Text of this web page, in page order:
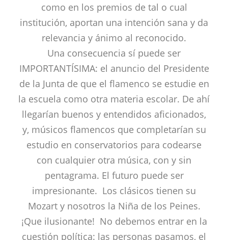
como en los premios de tal o cual
institución, aportan una intención sana y da
relevancia y ánimo al reconocido.
Una consecuencia sí puede ser
IMPORTANTÍSIMA: el anuncio del Presidente
de la Junta de que el flamenco se estudie en
la escuela como otra materia escolar. De ahí
llegarían buenos y entendidos aficionados,
y, músicos flamencos que completarían su
estudio en conservatorios para codearse
con cualquier otra música, con y sin
pentagrama. El futuro puede ser
impresionante. Los clásicos tienen su
Mozart y nosotros la Niña de los Peines.
¡Que ilusionante! No debemos entrar en la
cuestión política: las personas pasamos, el